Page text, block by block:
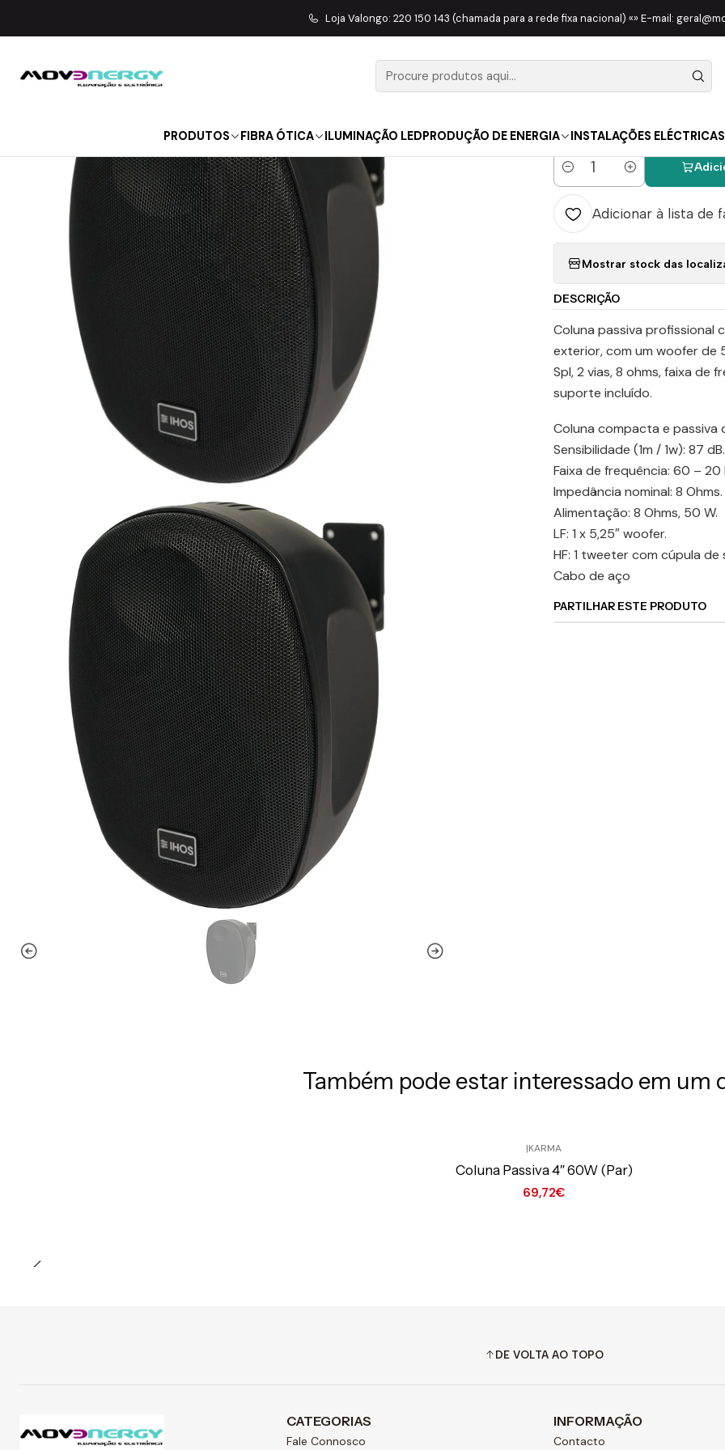
PRODUTOS FIBRA ÓTICA ILUMINAÇÃO LEDPRODUÇÃO DE ENERGIA INSTALAÇÕES ELÉCTRICAS
Loja Valongo: 220 150 143 (chamada para a rede fixa nacional) «» E-mail:
Início SOM | LUZ COLUNAS COLUNAS SEM BATERIA Coluna Passiva 5,25″ 50W
Coluna
5 Black
Quantidade
Adicionar à lista de
Mostrar stock das
DESCRIÇÃO
Coluna passiva profissional
exterior, com um woofer de
Spl, 2 vias, 8 ohms, faixa de
suporte incluído.
Coluna compacta e passiva
Sensibilidade (1m / 1w): 87 dB.
Faixa de frequência: 60 – 20
Impedância nominal: 8 Ohms.
Alimentação: 8 Ohms, 50 W.
LF: 1 x 5,25″ woofer.
HF: 1 tweeter com cúpula de
Cabo de aço
PARTILHAR ESTE PRODUTO
Também pode estar interessado em um
|KARMA
Coluna Passiva 4″ 60W (Par)
69,72€
DE VOLTA AO TOPO
CATEGORIAS
Fale Connosco
INFORMAÇÃO
Contacto